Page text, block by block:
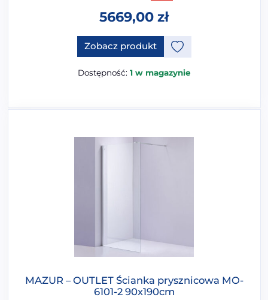
5669,00 zł
Zobacz produkt
Dostępność: 1 w magazynie
MAZUR – OUTLET Ścianka prysznicowa MO-
6101-2 90x190cm